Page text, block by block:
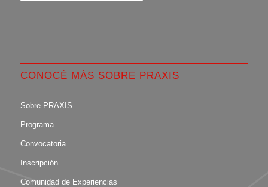
CONOCÉ MÁS SOBRE PRAXIS
Sobre PRAXIS
Programa
Convocatoria
Inscripción
Comunidad de Experiencias